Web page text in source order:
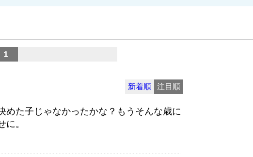
1
新着順 注目順
めた子じゃなかったかな？もうそんな歳に
。